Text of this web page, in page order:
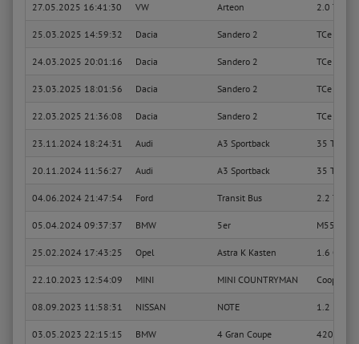
27.05.2025 16:41:30 VW Arteon 2.0 TDI
25.03.2025 14:59:32 Dacia Sandero 2 TCe 90
24.03.2025 20:01:16 Dacia Sandero 2 TCe 90
23.03.2025 18:01:56 Dacia Sandero 2 TCe 90
22.03.2025 21:36:08 Dacia Sandero 2 TCe 90
23.11.2024 18:24:31 Audi A3 Sportback 35 TFSI
20.11.2024 11:56:27 Audi A3 Sportback 35 TFSI
04.06.2024 21:47:54 Ford Transit Bus 2.2 TDCi
05.04.2024 09:37:37 BMW 5er M550i
25.02.2024 17:43:25 Opel Astra K Kasten 1.6 CDTI
22.10.2023 12:54:09 MINI MINI COUNTRYMAN Cooper D
08.09.2023 11:58:31 NISSAN NOTE 1.2
03.05.2023 22:15:15 BMW 4 Gran Coupe 420 d